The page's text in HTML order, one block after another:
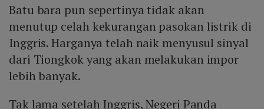
Batu bara pun sepertinya tidak akan
menutup celah kekurangan pasokan listrik di
Inggris. Harganya telah naik menyusul sinyal
dari Tiongkok yang akan melakukan impor
lebih banyak.
Tak lama setelah Inggris, Negeri Panda